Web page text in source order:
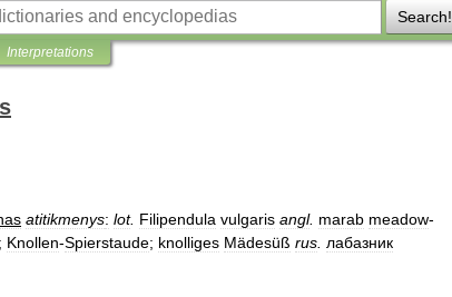
Search!
Interpretations
atitikmenys: lot. Filipendula vulgaris angl. marab meadow-
; Knollen-Spierstaude; knolliges Mädesüß rus лабазник